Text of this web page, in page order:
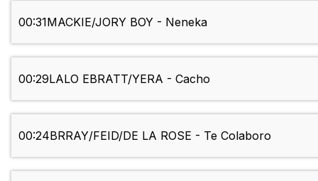
00:31MACKIE/JORY BOY - Neneka
00:29LALO EBRATT/YERA - Cacho
00:24BRRAY/FEID/DE LA ROSE - Te Colaboro